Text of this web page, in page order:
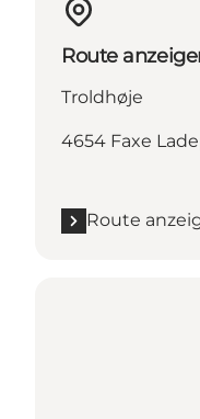
Route
Troldhøje
4654 Faxe
Route